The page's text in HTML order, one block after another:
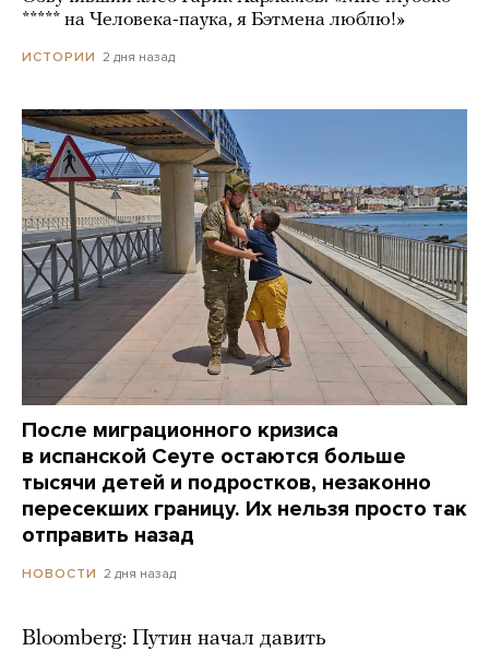
***** на Человека-паука, я Бэтмена люблю!»
ИСТОРИИ 2 дня назад
После миграционного кризиса
в испанской Сеуте остаются больше
тысячи детей и подростков, незаконно
пересекших границу. Их нельзя просто так
отправить назад
НОВОСТИ 2 дня назад
Bloomberg: Путин начал давить